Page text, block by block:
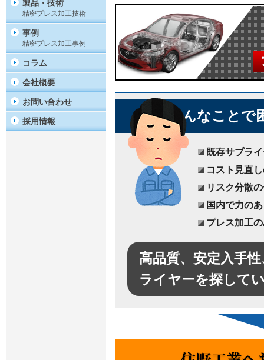
こんなことで
既存サプラ
コスト見直
リスク分散
国内で力の
プレス加工
高品質、安定入手
ライヤーを探して
製品・技術
精密プレス加工技術
事例
精密プレス加工事例
コラム
会社概要
お問い合わせ
採用情報